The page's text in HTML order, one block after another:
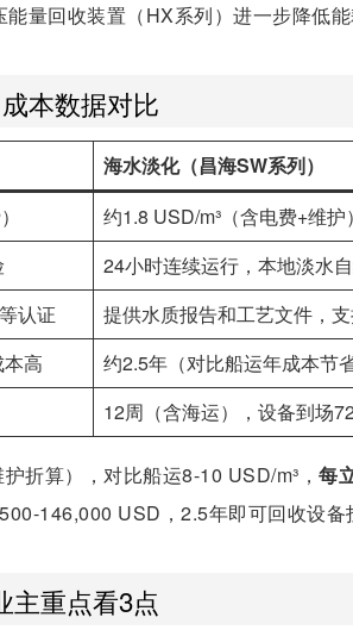
量回收装置（HX系列）进一步降低能
本数据对比
海水淡化（昌海SW系列）
约1.8 USD/m³（含电费+维护）
24小时连续运行，本地淡水
认证
提供水质报告和工艺文件，
高
约2.5年（对比船运年成本节
12周（含海运），设备到场
折算），对比船运8-10 USD/m³， 每
146,000 USD，2.5年即可回收设备
主重点看3点